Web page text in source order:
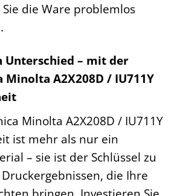
die Ware problemlos
Unterschied – mit der
A2X208D / IU711Y
Minolta A2X208D / IU711Y
ist mehr als nur ein
– sie ist der Schlüssel zu
die Ihre